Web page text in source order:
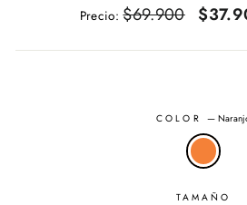
Precio
Precio:$69.900
Precio
oferta
COLOR —
TAMAÑO